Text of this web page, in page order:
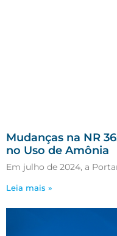
Mudanças na NR
no Uso de Amônia
Em julho de 2024, a
Leia mais »